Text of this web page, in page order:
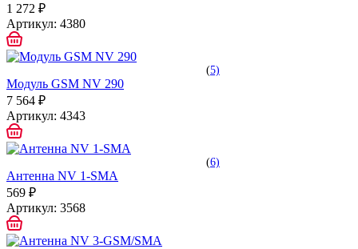
1 272 ₽
Артикул: 4380
(5)
Модуль GSM NV 290
7 564 ₽
Артикул: 4343
(6)
Антенна NV 1-SMA
569 ₽
Артикул: 3568